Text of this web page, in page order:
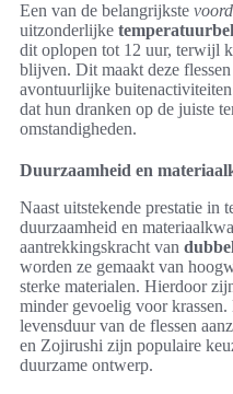
Een van de belangrijkste
uitzonderlijke
dit oplopen tot 12 uur, terwijl
blijven. Dit maakt deze
avontuurlijke
dat hun dranken op de juiste
omstandigheden.
Duurzaamheid en
Naast uitstekende prestatie in
duurzaamheid en
aantrekkingskracht van
worden ze gemaakt van
sterke materialen. Hierdoor
minder gevoelig voor krassen.
levensduur van de flessen
en Zojirushi zijn populaire
duurzame ontwerp.